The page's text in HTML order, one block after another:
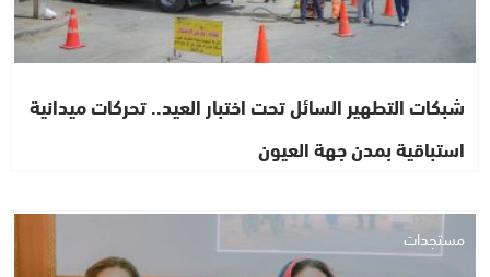
شبكات التطهير السائل تحت اختبار العيد.. تحركات ميدانية
استباقية بمدن جهة العيون
مستجدات